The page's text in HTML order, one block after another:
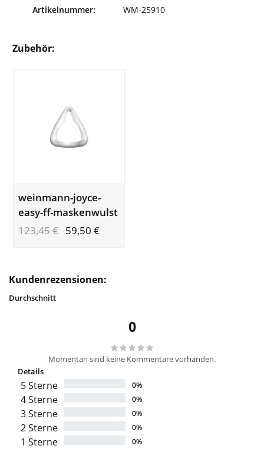
Artikelnummer:
WM-25910
Zubehör:
weinmann-joyce-
easy-ff-maskenwulst
123,45€ 59,50 €
Kundenrezensionen:
Durchschnitt
0
Momentan sind keine Kommentare vorhanden.
Details
5 Sterne 0%
4 Sterne 0%
3 Sterne 0%
2 Sterne 0%
1 Sterne 0%